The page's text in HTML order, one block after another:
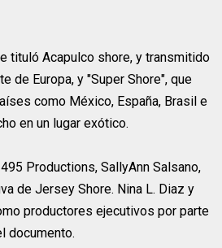
tituló Acapulco shore, y transmitido
de Europa, y "Super Shore", que
como México, España, Brasil e
en un lugar exótico.
Productions, SallyAnn Salsano,
de Jersey Shore. Nina L. Diaz y
productores ejecutivos por parte
documento.